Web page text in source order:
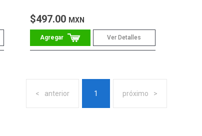
$497.00 MXN
Ver Detalles
anterior 1 próximo